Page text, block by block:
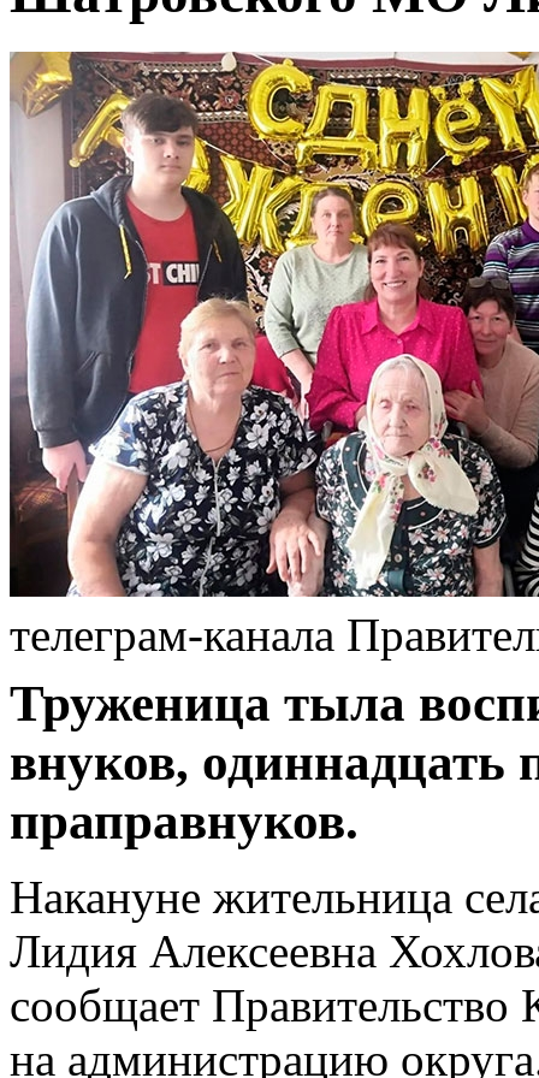
телеграм-канала
Труженица тыла
внуков, одиннадцать
праправнуков.
Накануне жительница
Лидия Алексеевна
сообщает Правительство
на администрацию